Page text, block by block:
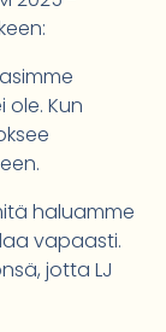
ole. Kun
haluamme
vapaasti.
jotta LJ